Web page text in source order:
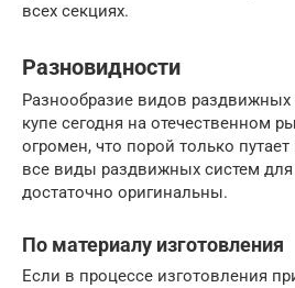
всех секциях.
Разновидности
Разнообразие видов
купе сегодня на отечественном
огромен, что порой только
все виды раздвижных систем
достаточно оригинальны.
По материалу изготовления
Если в процессе изготовления